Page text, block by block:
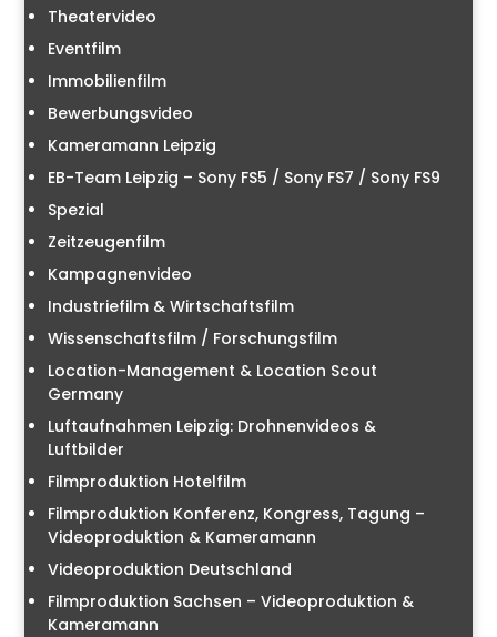
Theatervideo
Eventfilm
Immobilienfilm
Bewerbungsvideo
Kameramann Leipzig
EB-Team Leipzig – Sony FS5 / Sony FS7 / Sony FS9
Spezial
Zeitzeugenfilm
Kampagnenvideo
Industriefilm & Wirtschaftsfilm
Wissenschaftsfilm / Forschungsfilm
Location-Management & Location Scout
Germany
Luftaufnahmen Leipzig: Drohnenvideos &
Luftbilder
Filmproduktion Hotelfilm
Filmproduktion Konferenz, Kongress, Tagung –
Videoproduktion & Kameramann
Videoproduktion Deutschland
Filmproduktion Sachsen – Videoproduktion &
Kameramann